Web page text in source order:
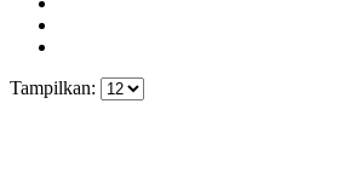
Tampilkan: